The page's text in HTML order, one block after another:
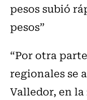
pesos subió
pesos”
“Por otra
regionales se
Valledor, en la